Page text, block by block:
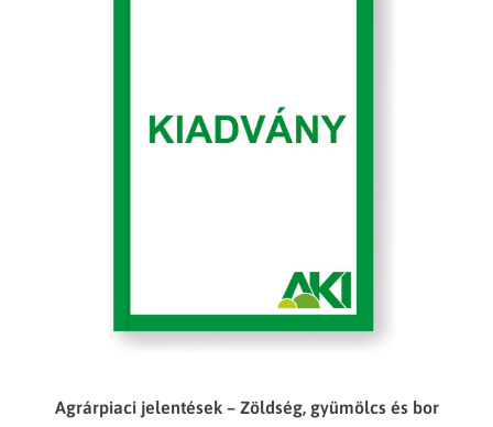
Agrárpiaci jelentések – Zöldség, gyümölcs és bor